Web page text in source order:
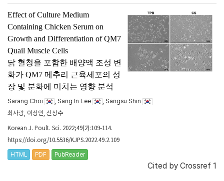
Effect of Culture Medium
Containing Chicken Serum on
Growth and Differentiation of QM7
Quail Muscle Cells
닭 혈청을 포함한 배양액 조성 변
화가 QM7 메추리 근육세포의 성
장 및 분화에 미치는 영향 분석
Sarang Choi , Sang In Lee
, Sangsu Shin
최사랑, 이상인, 신상수
Korean J. Poult. Sci. 2022;49(2):109-114.
https://doi.org/10.5536/KJPS.2022.49.2.109
HTML PDF PubReader
Cited by Crossref 1